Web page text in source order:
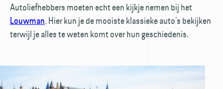
Autoliefhebbers moeten echt een kijkje nemen bij het
Louwman. Hier kun je de mooiste klassieke auto’s bekijken
terwijl je alles te weten komt over hun geschiedenis.